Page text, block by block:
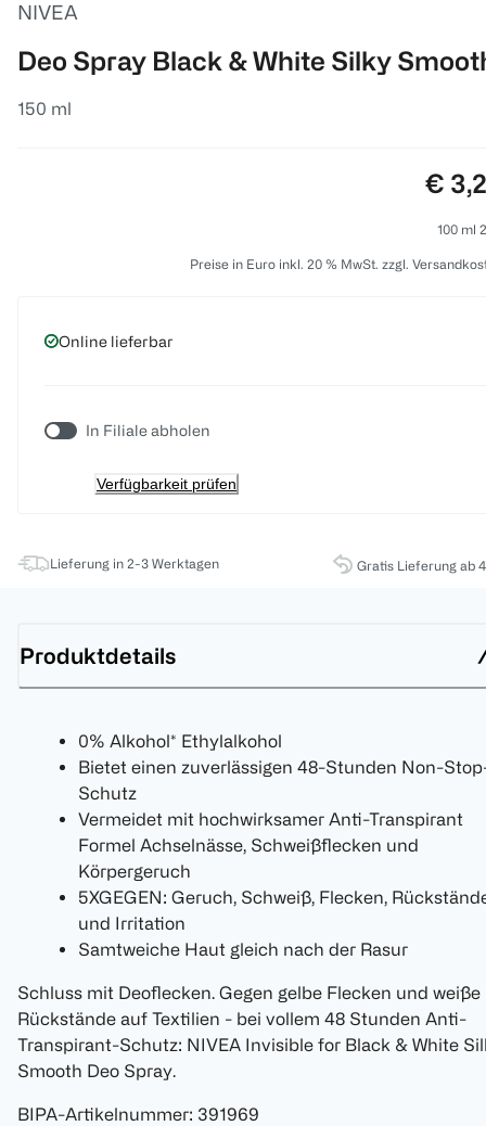
NIVEA
Deo Spray Black & White Silky
150 ml
€
100 ml
Preise in Euro inkl. 20 % MwSt. zzgl.
Online lieferbar
In Filiale abholen
Verfügbarkeit prüfen
Lieferung in 2-3 Werktagen Gratis Lieferung ab
Produktdetails
0% Alkohol* Ethylalkohol
Bietet einen zuverlässigen 48-Stunden Non-
Schutz
Vermeidet mit hochwirksamer Anti-Transpirant
Formel Achselnässe, Schweißflecken und
Körpergeruch
5XGEGEN: Geruch, Schweiß, Flecken,
und Irritation
Samtweiche Haut gleich nach der Rasur
Schluss mit Deoflecken. Gegen gelbe Flecken und weiße
Rückstände auf Textilien - bei vollem 48 Stunden Anti-
Transpirant-Schutz: NIVEA Invisible for Black & White
Smooth Deo Spray.
BIPA-Artikelnummer: 391969